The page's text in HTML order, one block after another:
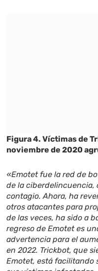
Figura 4. Víctimas de
noviembre de 2020
«Emotet fue la red de
de la ciberdelincuencia,
contagio. Ahora, ha
otros atacantes para
de las veces, ha sido a
regreso de Emotet es
advertencia para el
en 2022. Trickbot, que
Emotet, está facilitando